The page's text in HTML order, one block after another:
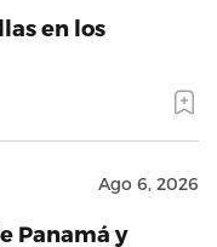
en los
Ago 6, 2026
Panamá y